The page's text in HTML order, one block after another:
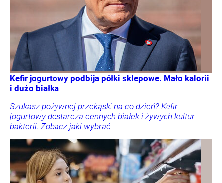
Kefir jogurtowy podbija półki sklepowe. Mało kalorii
i dużo białka
Szukasz pożywnej przekąski na co dzień? Kefir
jogurtowy dostarcza cennych białek i żywych kultur
bakterii. Zobacz jaki wybrać.